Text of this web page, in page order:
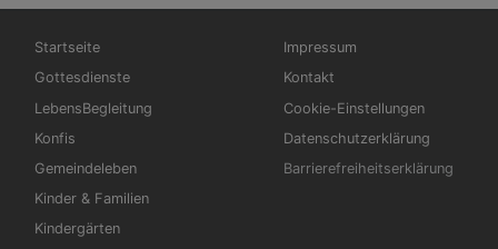
Hauptnavigation
Startseite
Gottesdienste
LebensBegleitung
Konfis
Gemeindeleben
Kinder & Familien
Kindergärten
Fußbereichsmenü
Impressum
Kontakt
Cookie-Einstellungen
Datenschutzerklärung
Barrierefreiheitserklärung